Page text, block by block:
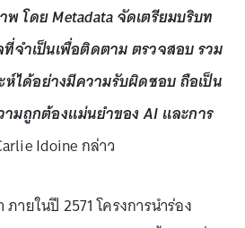
โดย Metadata จัดเตรียมบริบท
จำเป็นเพื่อติดตาม ตรวจสอบ รวม
ห์ได้อย่างมีความรับผิดชอบ ถือเป็น
มถูกต้องแม่นยำของ AI และการ
Idoine กล่าว
ภายในปี 2571 โครงการนำร่อง